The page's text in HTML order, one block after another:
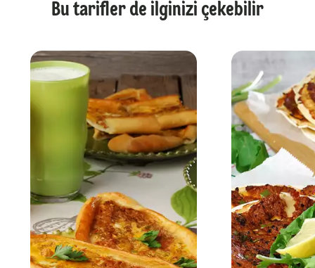
Bu tarifler de ilginizi çekebilir